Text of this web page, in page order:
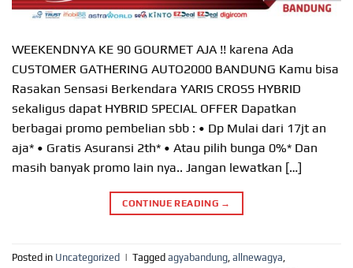
WEEKENDNYA KE 90 GOURMET AJA !! karena Ada
CUSTOMER GATHERING AUTO2000 BANDUNG Kamu bisa
Rasakan Sensasi Berkendara YARIS CROSS HYBRID
sekaligus dapat HYBRID SPECIAL OFFER Dapatkan
berbagai promo pembelian sbb : • Dp Mulai dari 17jt an
aja* • Gratis Asuransi 2th* • Atau pilih bunga 0%* Dan
masih banyak promo lain nya.. Jangan lewatkan […]
CONTINUE READING →
Posted in Uncategorized | Tagged agyabandung allnewagya